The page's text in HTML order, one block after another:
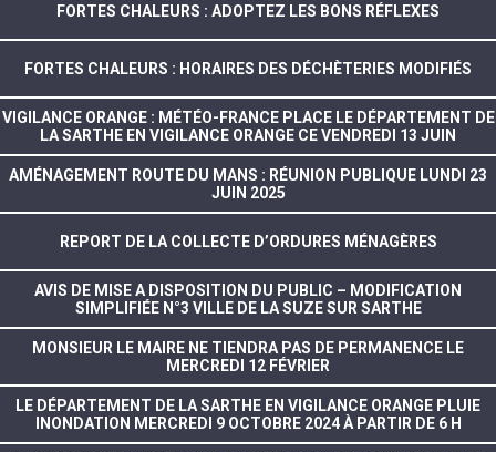
FORTES CHALEURS : ADOPTEZ LES BONS RÉFLEXES
FORTES CHALEURS : HORAIRES DES DÉCHÈTERIES MODIFIÉS
VIGILANCE ORANGE : MÉTÉO-FRANCE PLACE LE DÉPARTEMENT DE
LA SARTHE EN VIGILANCE ORANGE CE VENDREDI 13 JUIN
AMÉNAGEMENT ROUTE DU MANS : RÉUNION PUBLIQUE LUNDI 23
JUIN 2025
REPORT DE LA COLLECTE D’ORDURES MÉNAGÈRES
AVIS DE MISE A DISPOSITION DU PUBLIC – MODIFICATION
SIMPLIFIÉE N°3 VILLE DE LA SUZE SUR SARTHE
MONSIEUR LE MAIRE NE TIENDRA PAS DE PERMANENCE LE
MERCREDI 12 FÉVRIER
LE DÉPARTEMENT DE LA SARTHE EN VIGILANCE ORANGE PLUIE
INONDATION MERCREDI 9 OCTOBRE 2024 À PARTIR DE 6 H